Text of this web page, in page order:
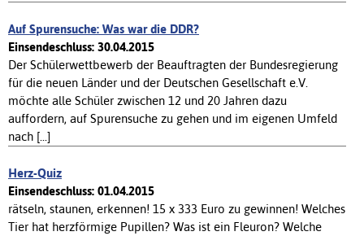
Auf Spurensuche: Was war die DDR?
Einsendeschluss: 30.04.2015
Der Schülerwettbewerb der Beauftragten der Bundesregierung
für die neuen Länder und der Deutschen Gesellschaft e.V.
möchte alle Schüler zwischen 12 und 20 Jahren dazu
auffordern, auf Spurensuche zu gehen und im eigenen Umfeld
nach [...]
Herz-Quiz
Einsendeschluss: 01.04.2015
rätseln, staunen, erkennen! 15 x 333 Euro zu gewinnen! Welches
Tier hat herzförmige Pupillen? Was ist ein Fleuron? Welche